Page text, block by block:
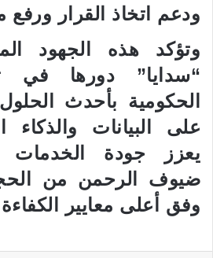
ودعم اتخاذ القرار
وتؤكد هذه الجهود
“سدايا” دورها في
الحكومية بأحدث الحلول
على البيانات والذكاء
يعزز جودة الخدمات
ضيوف الرحمن من
وفق أعلى معايير